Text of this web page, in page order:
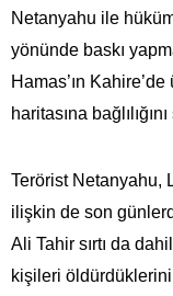
Netanyahu ile
yönünde baskı
Hamas’ın
haritasına
Terörist Netanyahu,
ilişkin de son
Ali Tahir sırtı da
kişileri öldürdüklerini